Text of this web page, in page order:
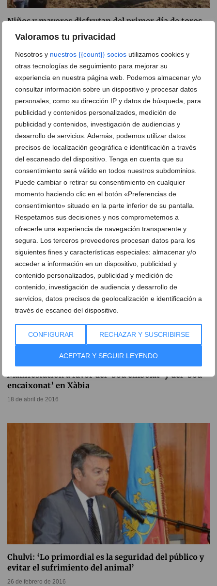
Valoramos tu privacidad
Nosotros y nuestros {{count}} socios utilizamos cookies y
otras tecnologías de seguimiento para mejorar su
experiencia en nuestra página web. Podemos almacenar y/o
consultar información sobre un dispositivo y procesar datos
personales, como su dirección IP y datos de búsqueda, para
publicidad y contenidos personalizados, medición de
publicidad y contenidos, investigación de audiencias y
desarrollo de servicios. Además, podemos utilizar datos
precisos de localización geográfica e identificación a través
del escaneado del dispositivo. Tenga en cuenta que su
consentimiento será válido en todos nuestros subdominios.
Puede cambiar o retirar su consentimiento en cualquier
momento haciendo clic en el botón «Preferencias de
consentimiento» situado en la parte inferior de su pantalla.
Respetamos sus decisiones y nos comprometemos a
ofrecerle una experiencia de navegación transparente y
segura. Los terceros proveedores procesan datos para los
siguientes fines y características especiales: almacenar y/o
acceder a información en un dispositivo, publicidad y
contenido personalizados, publicidad y medición de
contenido, investigación de audiencia y desarrollo de
servicios, datos precisos de geolocalización e identificación a
través de escaneo del dispositivo.
CONFIGURAR RECHAZAR Y SUSCRIBIRSE
ACEPTAR Y SEGUIR LEYENDO
Niños y mayores disfrutan del primer día de toros
16 de junio de 2017
La Generalitat amplía las medidas de seguridad
para los festejos deBous al Carrer
21 de febrero de 2017
Manifestación a favor del ‘bou embolat’ y del ‘bou
encaixonat’ en Xàbia
18 de abril de 2016
Chulvi: ‘Lo primordial es la seguridad del público y
evitar el sufrimiento del animal’
26 de febrero de 2016